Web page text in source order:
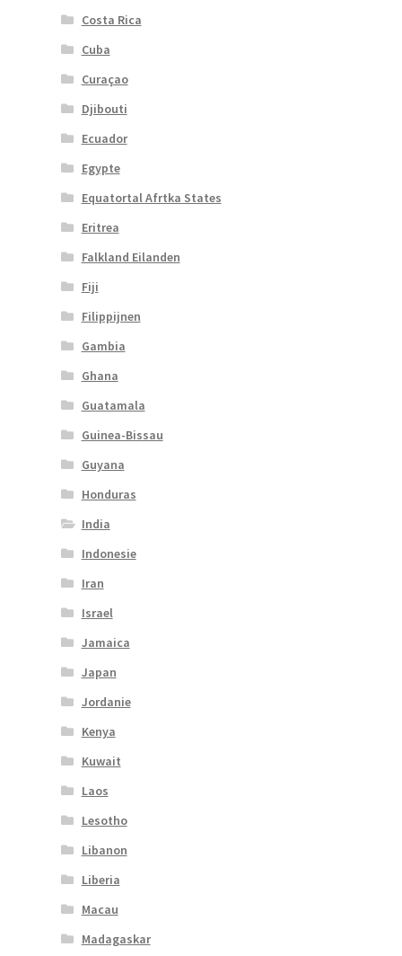
Costa Rica
Cuba
Curaçao
Djibouti
Ecuador
Egypte
Equatortal Afrtka States
Eritrea
Falkland Eilanden
Fiji
Filippijnen
Gambia
Ghana
Guatamala
Guinea-Bissau
Guyana
Honduras
India
Indonesie
Iran
Israel
Jamaica
Japan
Jordanie
Kenya
Kuwait
Laos
Lesotho
Libanon
Liberia
Macau
Madagaskar